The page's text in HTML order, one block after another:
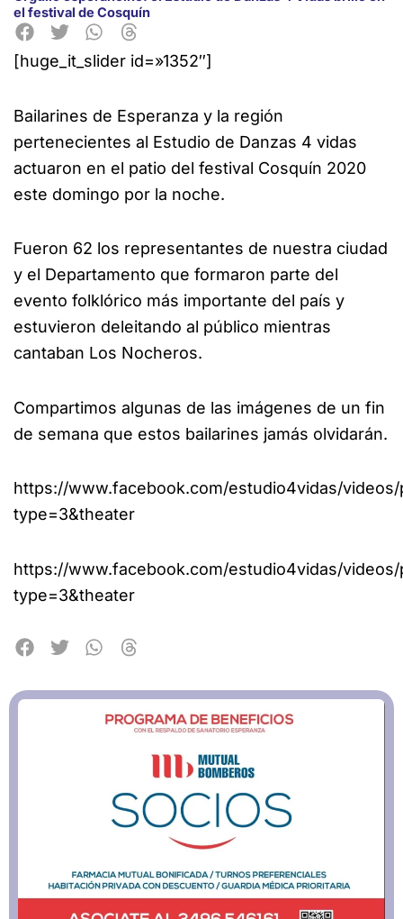
el festival de Cosquín
[huge_it_slider id=»1352″]
Bailarines de Esperanza y la región
pertenecientes al Estudio de Danzas 4 vidas
actuaron en el patio del festival Cosquín 2020
este domingo por la noche.
Fueron 62 los representantes de nuestra ciudad
y el Departamento que formaron parte del
evento folklórico más importante del país y
estuvieron deleitando al público mientras
cantaban Los Nocheros.
Compartimos algunas de las imágenes de un fin
de semana que estos bailarines jamás olvidarán.
https://www.facebook.com/estudio4vidas/
type=3&theater
https://www.facebook.com/estudio4vidas/videos/
type=3&theater